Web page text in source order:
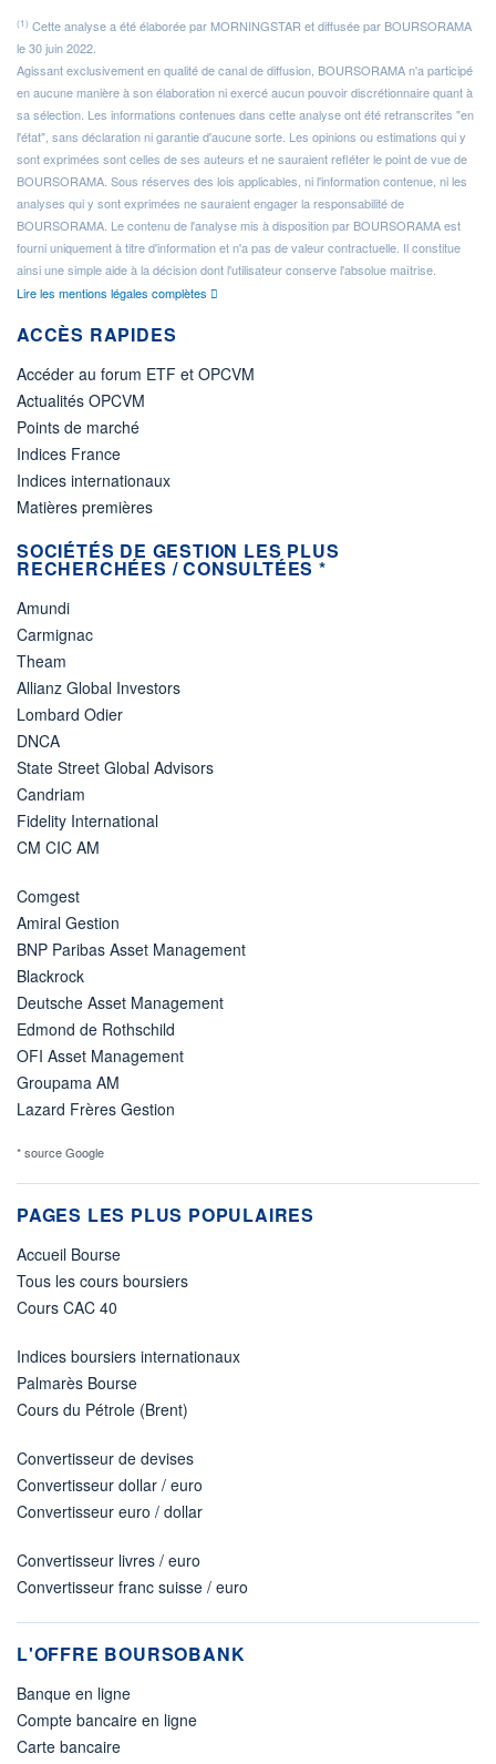
(1) Cette analyse a été élaborée par MORNINGSTAR et diffusée par BOURSORAMA
le 30 juin 2022.
Agissant exclusivement en qualité de canal de diffusion, BOURSORAMA n'a participé
en aucune manière à son élaboration ni exercé aucun pouvoir discrétionnaire quant à
sa sélection. Les informations contenues dans cette analyse ont été retranscrites "en
l'état", sans déclaration ni garantie d'aucune sorte. Les opinions ou estimations qui y
sont exprimées sont celles de ses auteurs et ne sauraient refléter le point de vue de
BOURSORAMA. Sous réserves des lois applicables, ni l'information contenue, ni les
analyses qui y sont exprimées ne sauraient engager la responsabilité de
BOURSORAMA. Le contenu de l'analyse mis à disposition par BOURSORAMA est
fourni uniquement à titre d'information et n'a pas de valeur contractuelle. Il constitue
ainsi une simple aide à la décision dont l'utilisateur conserve l'absolue maîtrise.
Lire les mentions légales complètes
ACCÈS RAPIDES
Accéder au forum ETF et OPCVM
Actualités OPCVM
Points de marché
Indices France
Indices internationaux
Matières premières
SOCIÉTÉS DE GESTION LES PLUS
RECHERCHÉES / CONSULTÉES *
Amundi
Carmignac
Theam
Allianz Global Investors
Lombard Odier
DNCA
State Street Global Advisors
Candriam
Fidelity International
CM CIC AM
Comgest
Amiral Gestion
BNP Paribas Asset Management
Blackrock
Deutsche Asset Management
Edmond de Rothschild
OFI Asset Management
Groupama AM
Lazard Frères Gestion
* source Google
PAGES LES PLUS POPULAIRES
Accueil Bourse
Tous les cours boursiers
Cours CAC 40
Indices boursiers internationaux
Palmarès Bourse
Cours du Pétrole (Brent)
Convertisseur de devises
Convertisseur dollar / euro
Convertisseur euro / dollar
Convertisseur livres / euro
Convertisseur franc suisse / euro
L'OFFRE BOURSOBANK
Banque en ligne
Compte bancaire en ligne
Carte bancaire